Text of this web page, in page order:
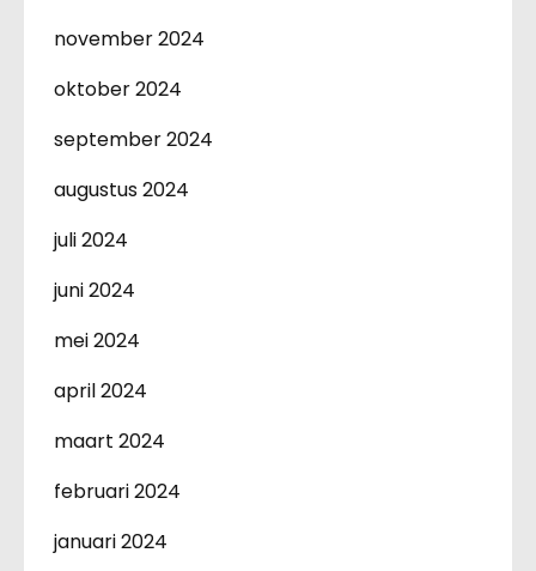
november 2024
oktober 2024
september 2024
augustus 2024
juli 2024
juni 2024
mei 2024
april 2024
maart 2024
februari 2024
januari 2024